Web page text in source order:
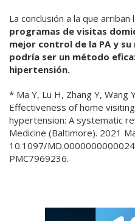
La conclusión a la que
programas de visitas
mejor control de la PA y
podría ser un método
hipertensión.
* Ma Y, Lu H, Zhang Y, Wang
Effectiveness of home
hypertension: A systematic
Medicine (Baltimore). 2021
10.1097/
PMC7969236.